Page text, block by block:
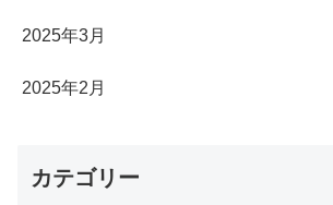
2025年3月
2025年2月
カテゴリー